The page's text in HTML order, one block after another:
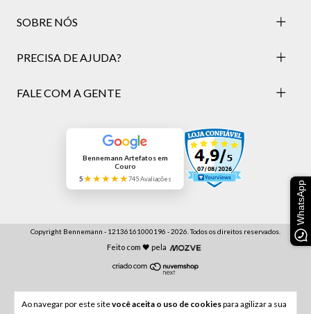
Ao navegar por este sitevocê aceita o uso de cookiespara agilizar a sua
WhatsApp
SOBRE NÓS
PRECISA DE AJUDA?
FALE COM A GENTE
Bennemann Artefatos em
Couro
5★★★★★745 Avaliações
Copyright Bennemann - 12136161000196 - 2026. Todos os direitos reservados.
Feito com 🖤 pela